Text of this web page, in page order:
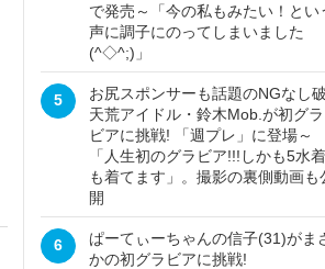
で発売～「今の私もみたい！とい
声に調子にのってしまいました
(^◇^;)」
5
お尻スポンサーも話題のNGなし破
天荒アイドル・鈴木Mob.が初グラ
ビアに挑戦! 「週プレ」に登場～
「人生初のグラビア!!!しかも5水着
も着てます」。撮影の裏側動画も
開
6
ぱーてぃーちゃんの信子(31)がま
かの初グラビアに挑戦!